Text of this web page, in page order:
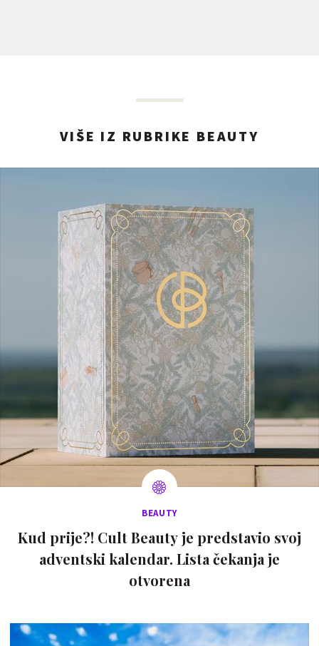
VIŠE IZ RUBRIKE BEAUTY
BEAUTY
Kud prije?! Cult Beauty je predstavio svoj
adventski kalendar. Lista čekanja je
otvorena